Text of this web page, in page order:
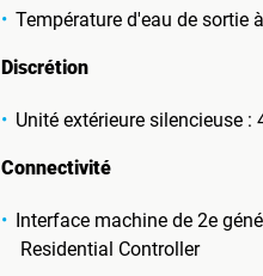
Température d'eau de sortie
Discrétion
Unité extérieure silencieuse
Connectivité
Interface machine de 2e
Residential Controller